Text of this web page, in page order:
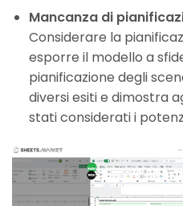
Mancanza di
Considerare la
esporre il modello a
pianificazione degli
diversi esiti e dimostra
stati considerati i